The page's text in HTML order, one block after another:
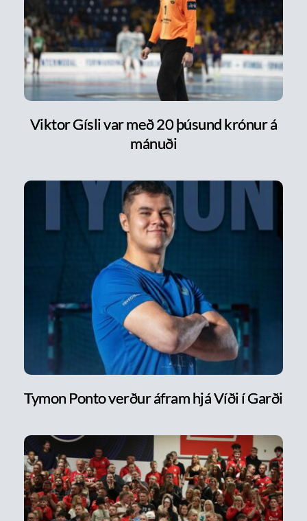
Viktor Gísli var með 20 þúsund krónur á
mánuði
Tymon Ponto verður áfram hjá Víði í Garði